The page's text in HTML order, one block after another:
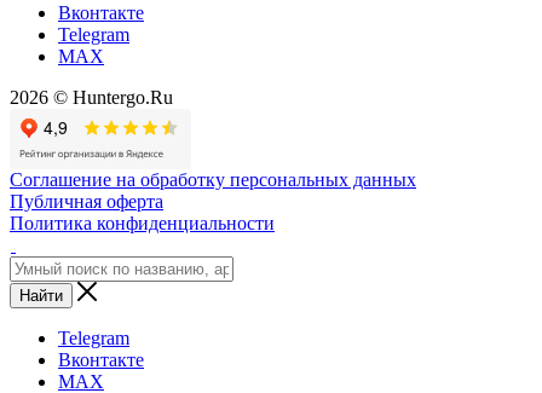
Вконтакте
Telegram
MAX
2026 © Huntergo.Ru
Соглашение на обработку персональных данных
Публичная оферта
Политика конфиденциальности
Найти
Telegram
Вконтакте
MAX